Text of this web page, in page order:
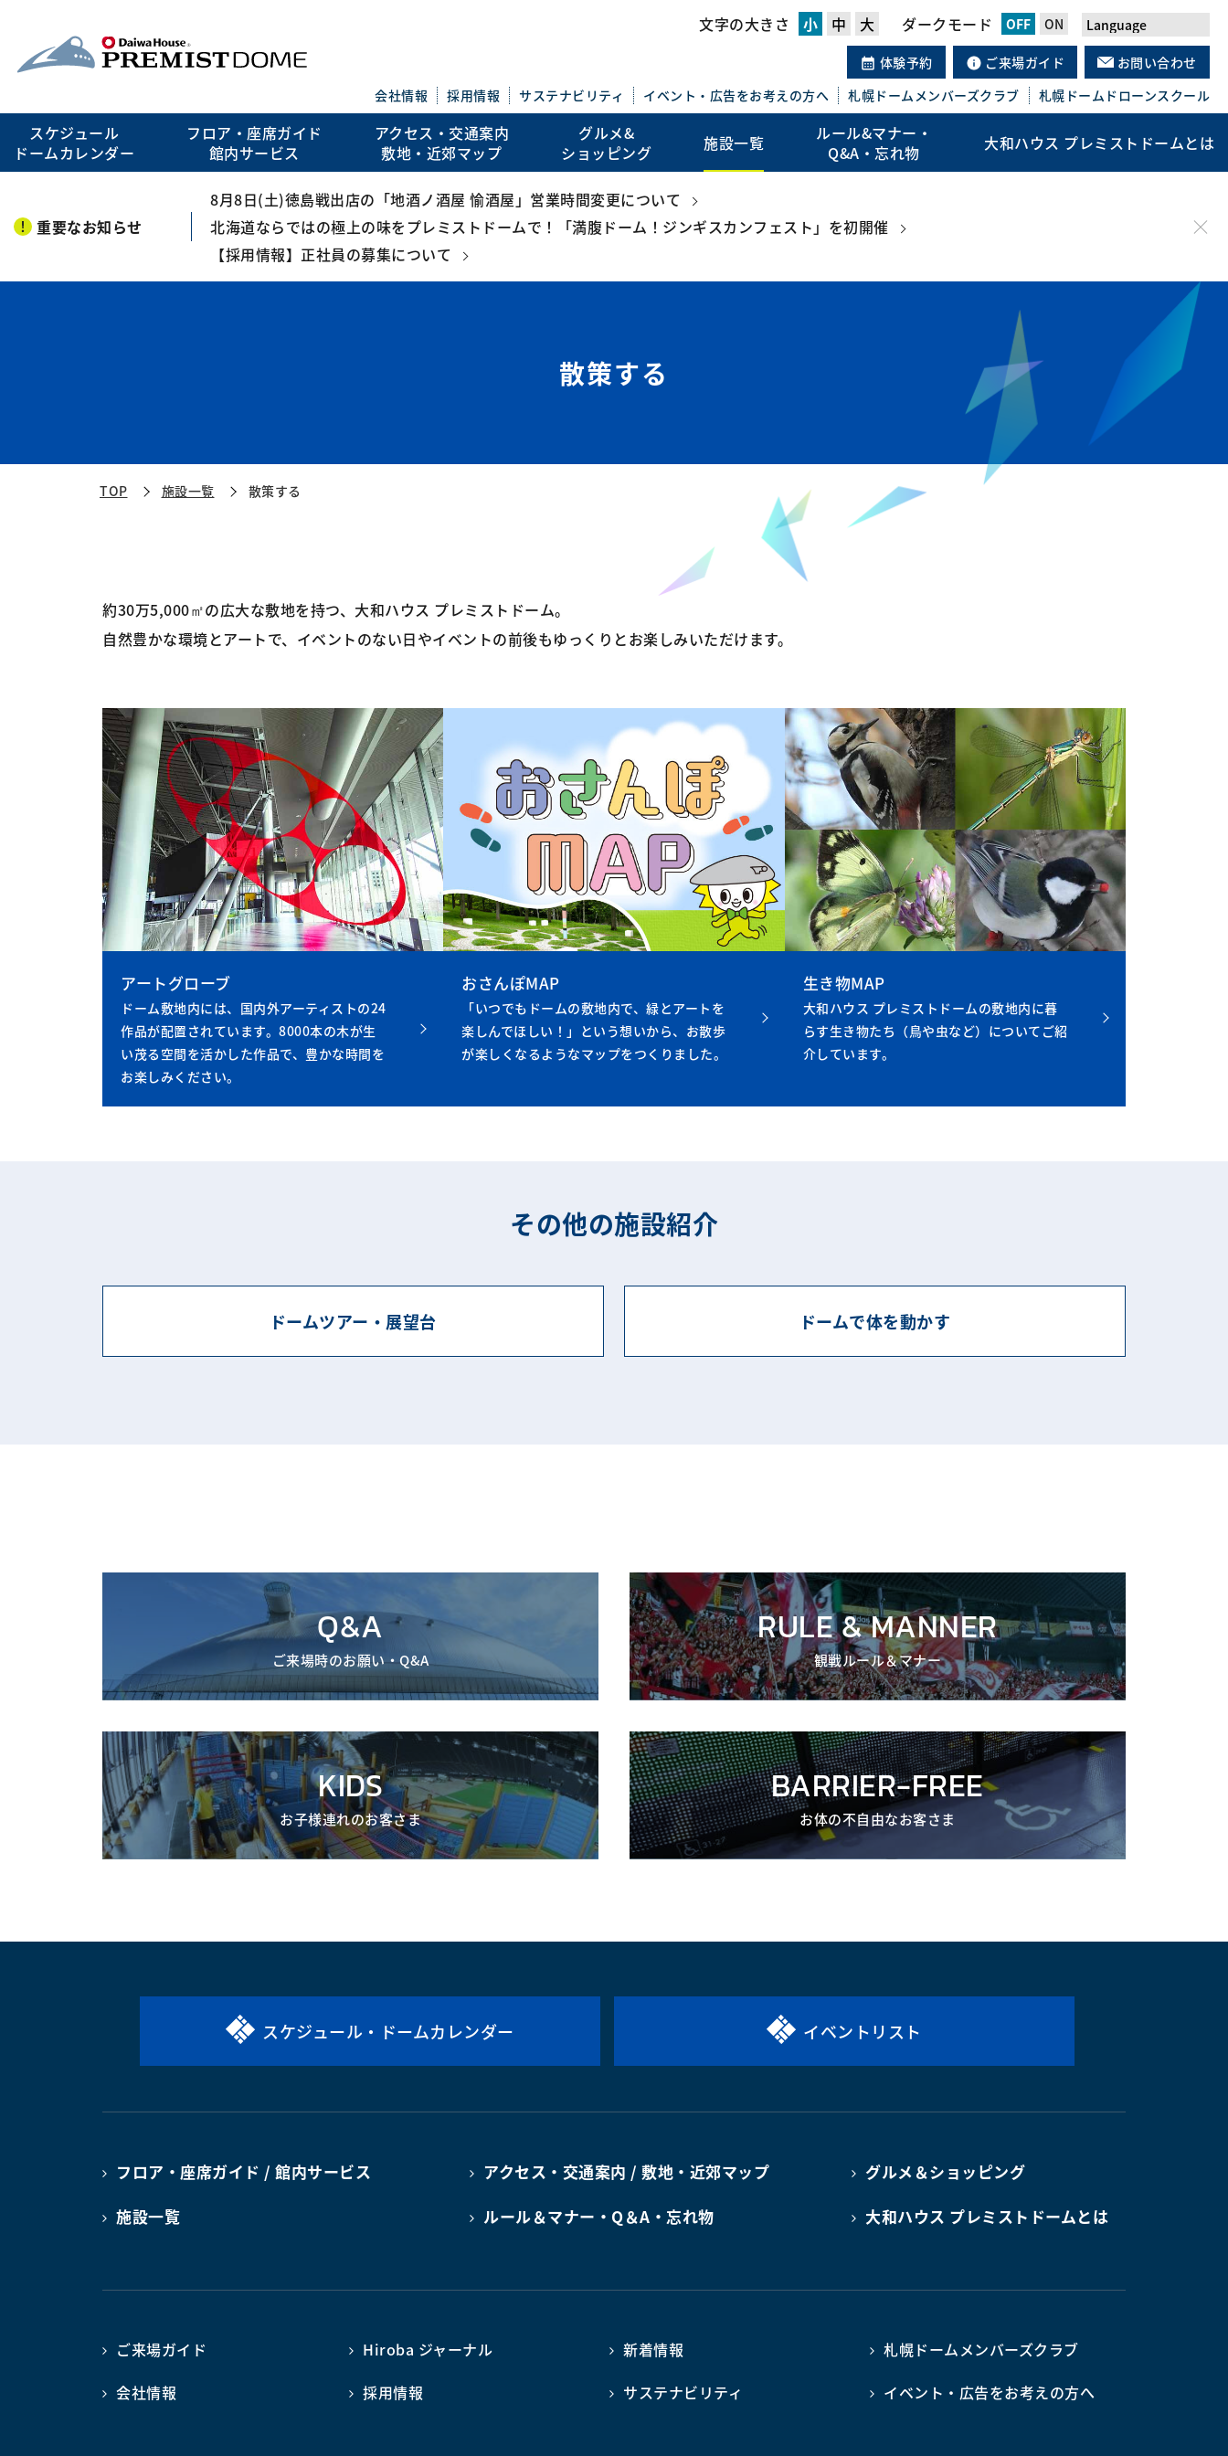
文字の大きさ 小 中 大 ダークモード
体験予約 ご来場ガイド
お問い合わせ
会社情報
採用情報 サステナビリティ イベント・広告をお考えの方へ 札幌ドーム メンバーズクラブ 札幌ドーム ドローンスクール
スケジュール
ドームカレンダー
フロア・座席ガイド
館内サービス
アクセス・交通案内
敷地・近郊マップ
グルメ&
ショッピング
施設一覧
ルール&マナー・
Q&A・忘れ物
大和ハウス プレミストドームとは
重要なお知らせ
8月8日(土)徳島戦出店の「地酒ノ酒屋 愉酒屋」営業時間変更について
北海道ならではの極上の味をプレミストドームで！「満腹ドーム！ジンギスカンフェスト」を初開催
【採用情報】正社員の募集について
散策する
TOP 施設一覧 散策する
約30万5,000㎡の広大な敷地を持つ、大和ハウス プレミストドーム。
自然豊かな環境とアートで、イベントのない日やイベントの前後もゆっくりとお楽しみいただけます。
アートグローブ
ドーム敷地内には、国内外アーティストの24
作品が配置されています。8000本の木が生
い茂る空間を活かした作品で、豊かな時間を
お楽しみください。
おさんぽMAP
「いつでもドームの敷地内で、緑とアートを
楽しんでほしい！」という想いから、お散歩
が楽しくなるようなマップをつくりました。
生き物MAP
大和ハウス プレミストドームの敷地内に暮
らす生き物たち（鳥や虫など）についてご紹
介しています。
その他の施設紹介
ドームツアー・展望台 ドームで体を動かす
Q&A
ご来場時のお願い・Q&A
RULE & MANNER
観戦ルール＆マナー
KIDS
お子様連れのお客さま
BARRIER-FREE
お体の不自由なお客さま
スケジュール・ドームカレンダー イベントリスト
フロア・座席ガイド / 館内サービス アクセス・交通案内 / 敷地・近郊マップ
グルメ＆ショッピング
施設一覧
ルール＆マナー・Q＆A・忘れ物 大和ハウス プレミストドームとは
ご来場ガイド Hiroba ジャーナル 新着情報
札幌ドームメンバーズクラブ
会社情報
採用情報 サステナビリティ イベント・広告をお考えの方へ